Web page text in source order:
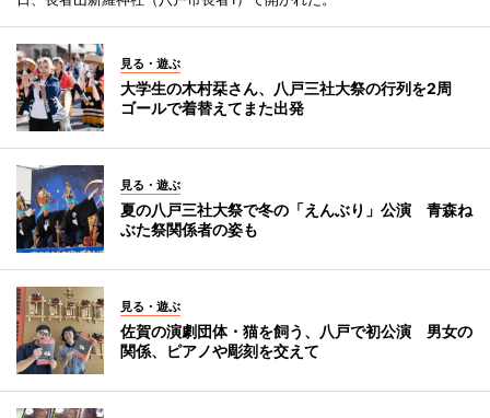
見る・遊ぶ
大学生の木村栞さん、八戸三社大祭の行列を2周
ゴールで着替えてまた出発
見る・遊ぶ
夏の八戸三社大祭で冬の「えんぶり」公演 青森ね
ぶた祭関係者の姿も
見る・遊ぶ
佐賀の演劇団体・猫を飼う、八戸で初公演 男女の
関係、ピアノや彫刻を交えて